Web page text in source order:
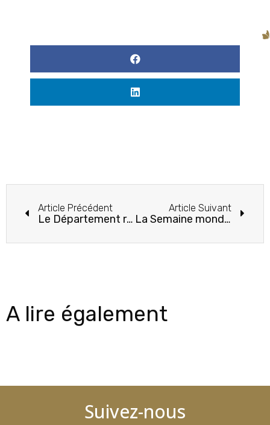
Article Précédent
Le Département renforce son engagement contre les violences intrafamiliales
Article Suivant
La Semaine mondiale de l’allaitement maternel 2024 se déroule jusqu’au 7 août
A lire également
Suivez-nous